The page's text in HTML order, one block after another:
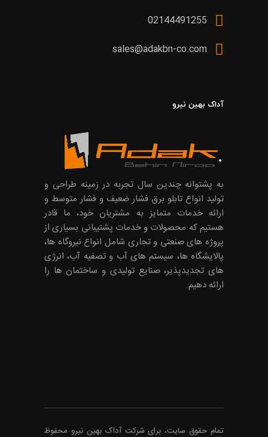
02144491255
sales@adakbn-co.com
آداک بهین نیرو
به پشتوانه چندین سال تجربه در زمینه طراحی و
تولید انواع تابلو برق فشار ضعیف و فشار متوسط و
ارائه خدمات متمایز به مشتریان خود، ما قادر
هستیم که محصولات و خدمات پشتیبانی بسیاری از
پروژه های صنعتی و تجاری شامل انواع نیروگاه ها،
پالایشگاه ها، سیستم های آب و تصفیه آب، انرژی
های تجدیدپذیر، صنایع تولیدی و ساختمان ها را
ارائه دهیم.
تمام حقوق سایت، برای شرکتآداکبهین نیرو محفوظ